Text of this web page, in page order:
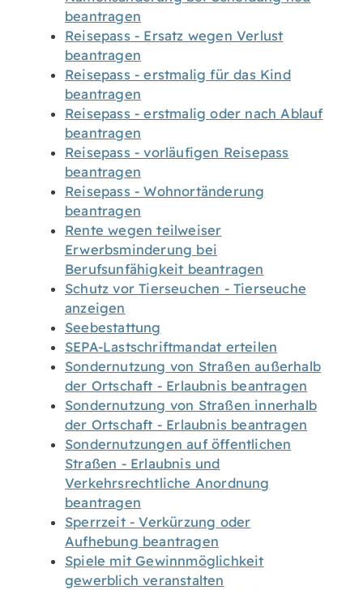
beantragen
Reisepass - Ersatz wegen Verlust
beantragen
Reisepass - erstmalig für das Kind
beantragen
Reisepass - erstmalig oder nach Ablauf
beantragen
Reisepass - vorläufigen Reisepass
beantragen
Reisepass - Wohnortänderung
beantragen
Rente wegen teilweiser
Erwerbsminderung bei
Berufsunfähigkeit beantragen
Schutz vor Tierseuchen - Tierseuche
anzeigen
Seebestattung
SEPA-Lastschriftmandat erteilen
Sondernutzung von Straßen außerhalb
der Ortschaft - Erlaubnis beantragen
Sondernutzung von Straßen innerhalb
der Ortschaft - Erlaubnis beantragen
Sondernutzungen auf öffentlichen
Straßen - Erlaubnis und
Verkehrsrechtliche Anordnung
beantragen
Sperrzeit - Verkürzung oder
Aufhebung beantragen
Spiele mit Gewinnmöglichkeit
gewerblich veranstalten